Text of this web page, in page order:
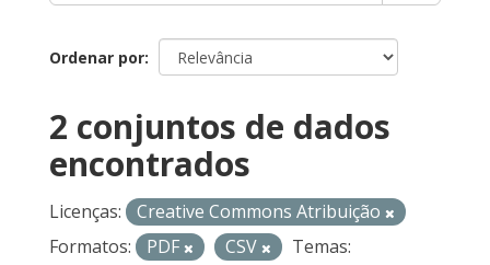
Ordenar por
2 conjuntos de dados
encontrados
Licenças:
Creative Commons Atribuição
Formatos:
PDF CSV
Temas: